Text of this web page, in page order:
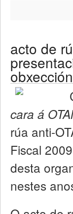
acto de
cara á
rúa anti-
Fiscal
desta
nestes